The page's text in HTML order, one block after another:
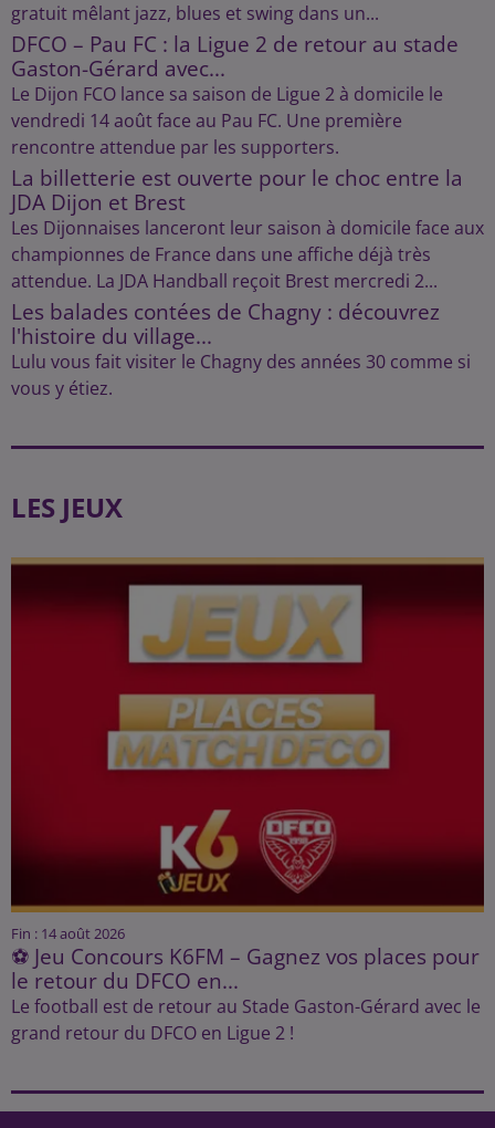
gratuit mêlant jazz, blues et swing dans un...
DFCO – Pau FC : la Ligue 2 de retour au stade
Gaston-Gérard avec...
Le Dijon FCO lance sa saison de Ligue 2 à domicile le
vendredi 14 août face au Pau FC. Une première
rencontre attendue par les supporters.
La billetterie est ouverte pour le choc entre la
JDA Dijon et Brest
Les Dijonnaises lanceront leur saison à domicile face aux
championnes de France dans une affiche déjà très
attendue. La JDA Handball reçoit Brest mercredi 2...
Les balades contées de Chagny : découvrez
l'histoire du village...
Lulu vous fait visiter le Chagny des années 30 comme si
vous y étiez.
LES JEUX
Fin : 14 août 2026
⚽ Jeu Concours K6FM – Gagnez vos places pour
le retour du DFCO en...
Le football est de retour au Stade Gaston-Gérard avec le
grand retour du DFCO en Ligue 2 !